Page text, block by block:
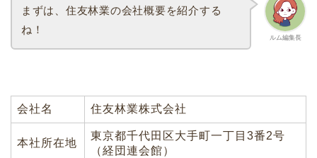
ルム編集長
まずは、住友林業の会社概要を紹介する
ね！
会社名 住友林業株式会社
本社所在地
東京都千代田区大手町一丁目3番2号
（経団連会館）